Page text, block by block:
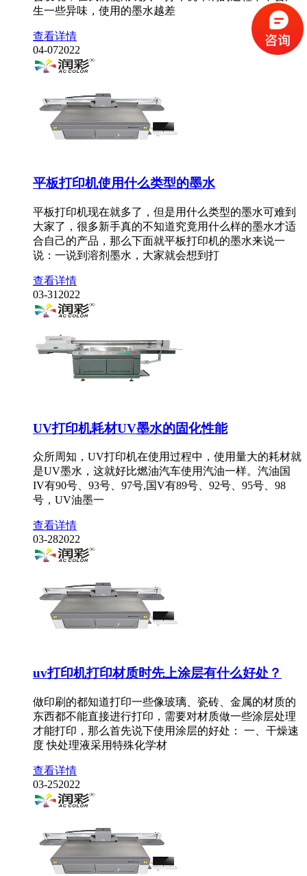
生一些异味，使用的墨水越差
查看详情
04-072022
平板打印机使用什么类型的墨水
平板打印机现在就多了，但是用什么类型的墨水可难到
大家了，很多新手真的不知道究竟用什么样的墨水才适
合自己的产品，那么下面就平板打印机的墨水来说一
说：一说到溶剂墨水，大家就会想到打
查看详情
03-31 2022
UV打印机耗材UV墨水的固化性能
众所周知，UV打印机在使用过程中，使用量大的耗材就
是UV墨水，这就好比燃油汽车使用汽油一样。汽油国
IV有90号、93号、97号,国V有89号、92号、95号、98
号，UV油墨一
查看详情
03-282022
uv打印机打印材质时先上涂层有什么好处？
做印刷的都知道打印一些像玻璃、瓷砖、金属的材质的
东西都不能直接进行打印，需要对材质做一些涂层处理
才能打印，那么首先说下使用涂层的好处： 一、干燥速
度 快处理液采用特殊化学材
查看详情
03-252022